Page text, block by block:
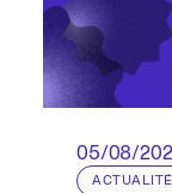
05/08/
ACTUALITÉ